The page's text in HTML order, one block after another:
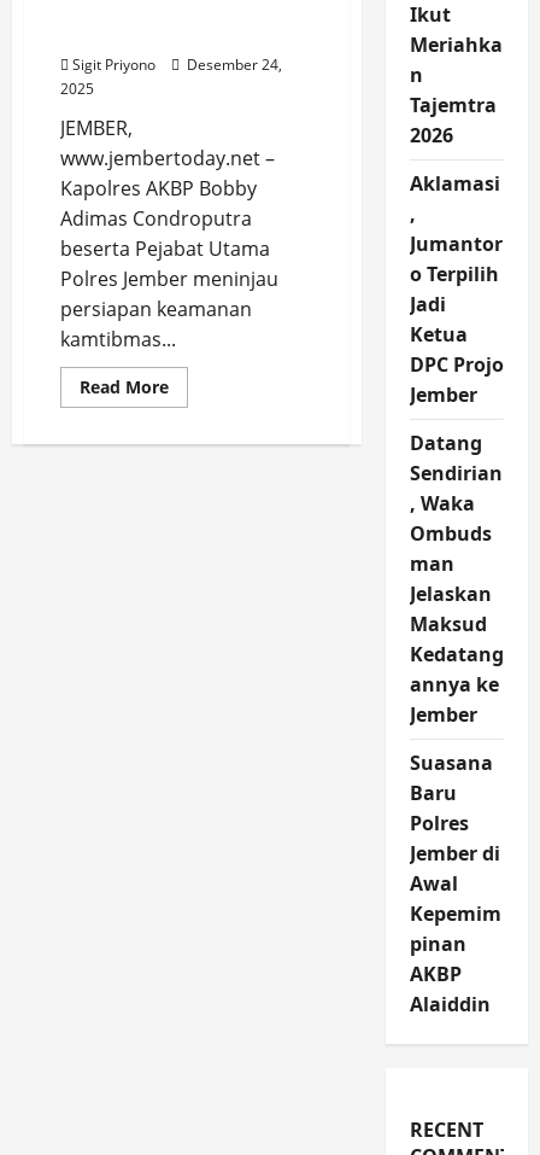
50
MAG
Sigit Priyono
Desember 24,
2025
JEMBER,
www.jembertoday.net –
Kapolres AKBP Bobby
Adimas Condroputra
beserta Pejabat Utama
Polres Jember meninjau
persiapan keamanan
kamtibmas...
Read MoreRead
more
Tinjau
Ikut
Meriahka
n
Tajemtra
2026
Aklamasi
,
Jumantor
o Terpilih
Jadi
Ketua
DPC Projo
Jember
Datang
Sendirian
, Waka
Ombuds
man
Jelaskan
Maksud
Kedatang
annya ke
Jember
Suasana
Baru
Polres
Jember di
Awal
Kepemim
pinan
AKBP
Alaiddin
RECENT